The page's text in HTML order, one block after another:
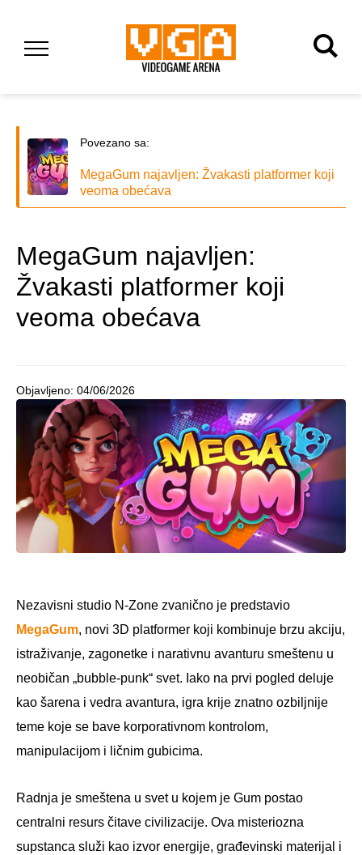
Povezano sa:
MegaGum najavljen: Žvakasti platformer koji
veoma obećava
MegaGum najavljen:
Žvakasti platformer koji
veoma obećava
Objavljeno: 04/06/2026
Nezavisni studio N-Zone zvanično je predstavio
MegaGum, novi 3D platformer koji kombinuje brzu akciju,
istraživanje, zagonetke i narativnu avanturu smeštenu u
neobičan „bubble-punk“ svet. Iako na prvi pogled deluje
kao šarena i vedra avantura, igra krije znatno ozbiljnije
teme koje se bave korporativnom kontrolom,
manipulacijom i ličnim gubicima.
Radnja je smeštena u svet u kojem je Gum postao
centralni resurs čitave civilizacije. Ova misteriozna
supstanca služi kao izvor energije, građevinski materijal i